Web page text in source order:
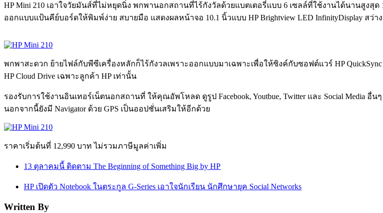
HP Mini 210 เอาใจวัยมันส์ที่ไม่หยุดนิ่ง พกพานอกสถานที่ไร้กังวัลด้วยแบตเตอรี่แบบ 6 เซลล์ที่ใช้งานได้นานสูงสุ
ออกแบบแป้นคีย์บอร์ดให้พิมพ์ง่าย สบายมือ แสดงผลหน้าจอ 10.1 นิ้วแบบ HP Brightview LED InfinityDisplay ส
พกพาสะดวก ย้ายไฟล์กับพีซีเครื่องหลักก็ไร้กังวลเพราะออกแบบมาเฉพาะเพื่อให้ซิงค์กับซอฟต์แวร์ HP
HP Cloud Drive เฉพาะลูกค้า HP เท่านั้น
รองรับการใช้งานอินเทอร์เน็ตนอกสถานที่ ให้คุณอัพโหลด ดูรูป Facebook, Youtbue, Twitter และ Social Media อื่
นอกจากนี้ยังมี Navigator ด้วย GPS เป็นออปชั่นเสริมให้อีกด้วย
ราคาเริ่มต้นที่ 12,990 บาท ไม่รวมภาษีมูลค่าเพิ่ม
13 ตุลาคมนี้ ติดตาม The Beginning of Something Big by HP
HP เปิดตัว Notebook ในตระกูล G-Series เอาใจนักเรียน นักศึกษายุค Social Networks
Written By